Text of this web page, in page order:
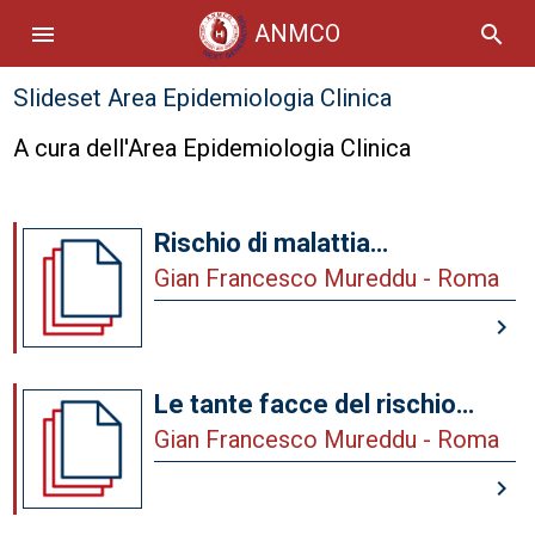
menu ANMCO search
Slideset Area Epidemiologia Clinica
A cura dell'Area Epidemiologia Clinica
Rischio di malattia
cardiovascolare oltre il
colesterolo LDL
Gian Francesco Mureddu - Roma
keyboard_arrow_right
Le tante facce del rischio
residuo
Gian Francesco Mureddu - Roma
keyboard_arrow_right